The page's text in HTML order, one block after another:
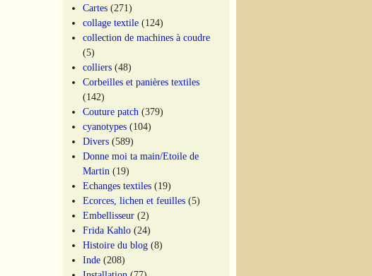
Cartes (271)
collage textile (124)
collection de machines à coudre
(5)
colliers (48)
Corbeilles et panières textiles
(142)
Couture patch (379)
cyanotypes (104)
Divers (589)
Donne moi ta main/Etoile de
Martin (19)
Echanges textiles (19)
Ecorces, lichen et feuilles (5)
Embellisseur (2)
Frida Kahlo (24)
Histoire du blog (8)
Inde (208)